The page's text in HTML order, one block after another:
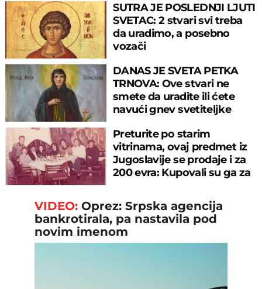
SUTRA JE POSLEDNJI LJUTI
SVETAC: 2 stvari svi treba
da uradimo, a posebno
vozači
DANAS JE SVETA PETKA
TRNOVA: Ove stvari ne
smete da uradite ili ćete
navući gnev svetiteljke
Preturite po starim
vitrinama, ovaj predmet iz
Jugoslavije se prodaje i za
200 evra: Kupovali su ga za
VIDEO: Oprez: Srpska agencija
bankrotirala, pa nastavila pod
novim imenom